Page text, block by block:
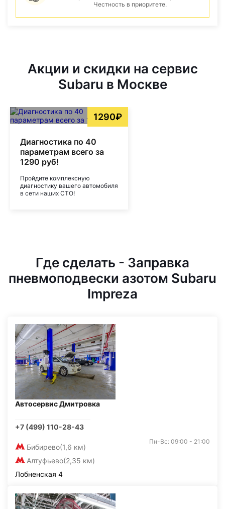
Честность в приоритете.
Акции и скидки на сервис
Subaru в Москве
1290₽
Диагностика по 40
параметрам всего за
1290 руб!
Пройдите комплексную
диагностику вашего автомобиля
в сети наших СТО!
Где сделать - Заправка
пневмоподвески азотом Subaru
Impreza
Автосервис Дмитровка
+7 (499) 110-28-43
Бибирево(1,6 км)
Алтуфьево(2,35 км)
Пн-Вс: 09:00 - 21:00
Лобненская 4